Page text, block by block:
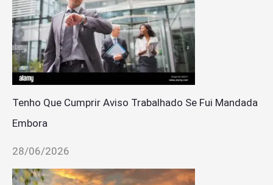
Tenho Que Cumprir Aviso Trabalhado Se Fui Mandada
Embora
28/06/2026